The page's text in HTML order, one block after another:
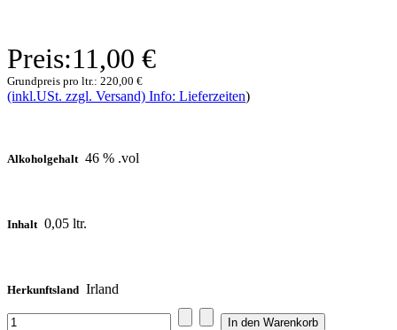
Preis:11,00 €
Grundpreis pro ltr.: 220,00 €
(inkl.USt. zzgl. Versand) Info: Lieferzeiten)
Alkoholgehalt 46 % .vol
Inhalt 0,05 ltr.
Herkunftsland Irland